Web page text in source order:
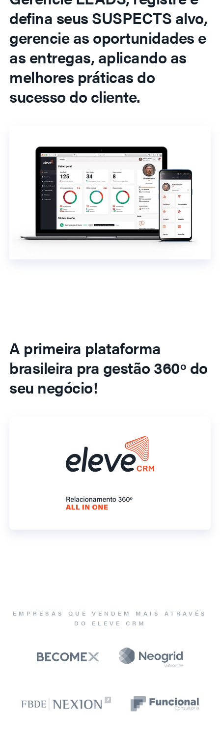
defina seus SUSPECTS alvo,
gerencie as oportunidades e
as entregas, aplicando as
melhores práticas do
sucesso do cliente.
A primeira plataforma
brasileira pra gestão 360º do
seu negócio!
EMPRESAS QUE VENDEM MAIS ATRAVÉS
DO ELEVE CRM